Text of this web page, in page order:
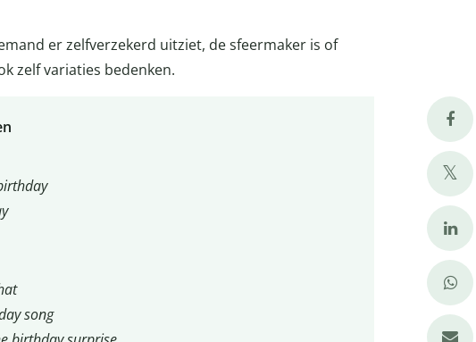
er zelfverzekerd uitziet, de sfeermaker is of
zelf variaties bedenken.
song